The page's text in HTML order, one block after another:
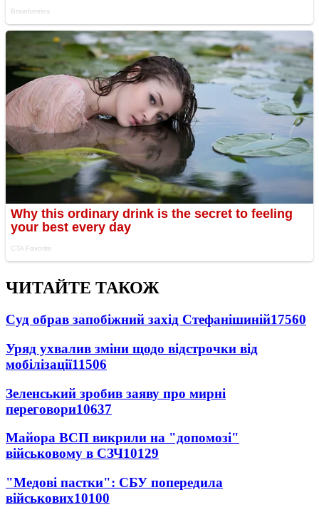
ЧИТАЙТЕ ТАКОЖ
Суд обрав запобіжний захід Стефанішиній17560
Уряд ухвалив зміни щодо відстрочки від
мобілізації11506
Зеленський зробив заяву про мирні
переговори10637
Майора ВСП викрили на "допомозі"
військовому в СЗЧ10129
"Медові пастки": СБУ попередила
військових10100